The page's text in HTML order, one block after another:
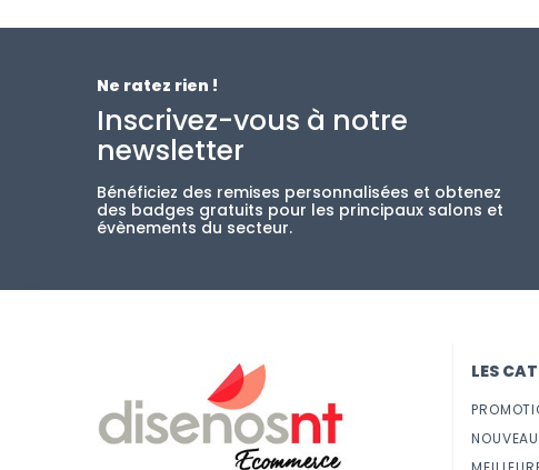
Ne ratez rien !
Inscrivez-vous à notre
newsletter
Bénéficiez des remises personnalisées et obtenez
des badges gratuits pour les principaux salons et
évènements du secteur.
LES